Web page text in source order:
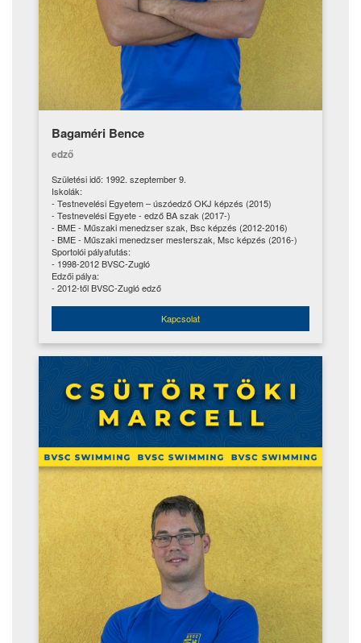
Bagaméri Bence
edző
Születési idő: 1992. szeptember 9.
Iskolák:
- Testnevelési Egyetem – úszóedző OKJ képzés (2015)
- Testnevelési Egyete - edző BA szak (2017-)
- BME - Műszaki menedzser szak, Bsc képzés (2012-2016)
- BME - Műszaki menedzser mesterszak, Msc képzés (2016-)
Sportolói pályafutás:
- 1998-2012 BVSC-Zugló
Edzői pálya:
- 2012-től BVSC-Zugló edző
Kapcsolat